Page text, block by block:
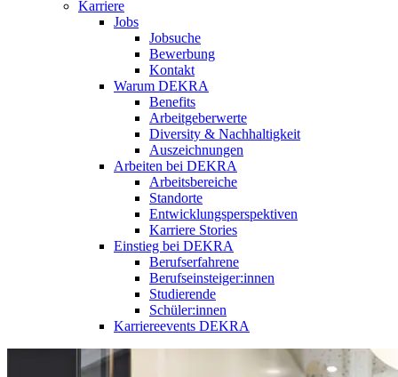
Karriere
Jobs
Jobsuche
Bewerbung
Kontakt
Warum DEKRA
Benefits
Arbeitgeberwerte
Diversity & Nachhaltigkeit
Auszeichnungen
Arbeiten bei DEKRA
Arbeitsbereiche
Standorte
Entwicklungsperspektiven
Karriere Stories
Einstieg bei DEKRA
Berufserfahrene
Berufseinsteiger:innen
Studierende
Schüler:innen
Karriereevents DEKRA